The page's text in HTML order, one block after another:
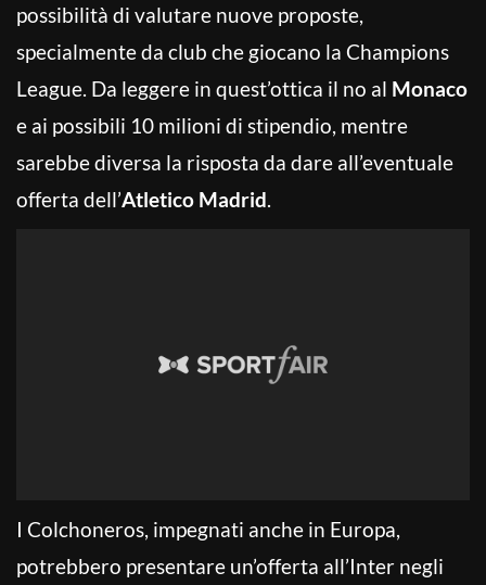
possibilità di valutare nuove proposte,
specialmente da club che giocano la Champions
League. Da leggere in quest’ottica il no al Monaco
e ai possibili 10 milioni di stipendio, mentre
sarebbe diversa la risposta da dare all’eventuale
offerta dell’Atletico Madrid.
I Colchoneros, impegnati anche in Europa,
potrebbero presentare un’offerta all’Inter negli